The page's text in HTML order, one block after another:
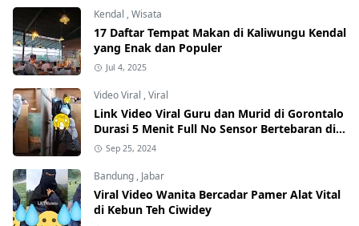
Kendal ,Wisata
17 Daftar Tempat Makan di Kaliwungu Kendal
yang Enak dan Populer
Jul 4, 2025
Video Viral ,Viral
Link Video Viral Guru dan Murid di Gorontalo
Durasi 5 Menit Full No Sensor Bertebaran di
Internet, Hati-Hati Phising!
Sep 25, 2024
Bandung , Jabar
Viral Video Wanita Bercadar Pamer Alat Vital
di Kebun Teh Ciwidey